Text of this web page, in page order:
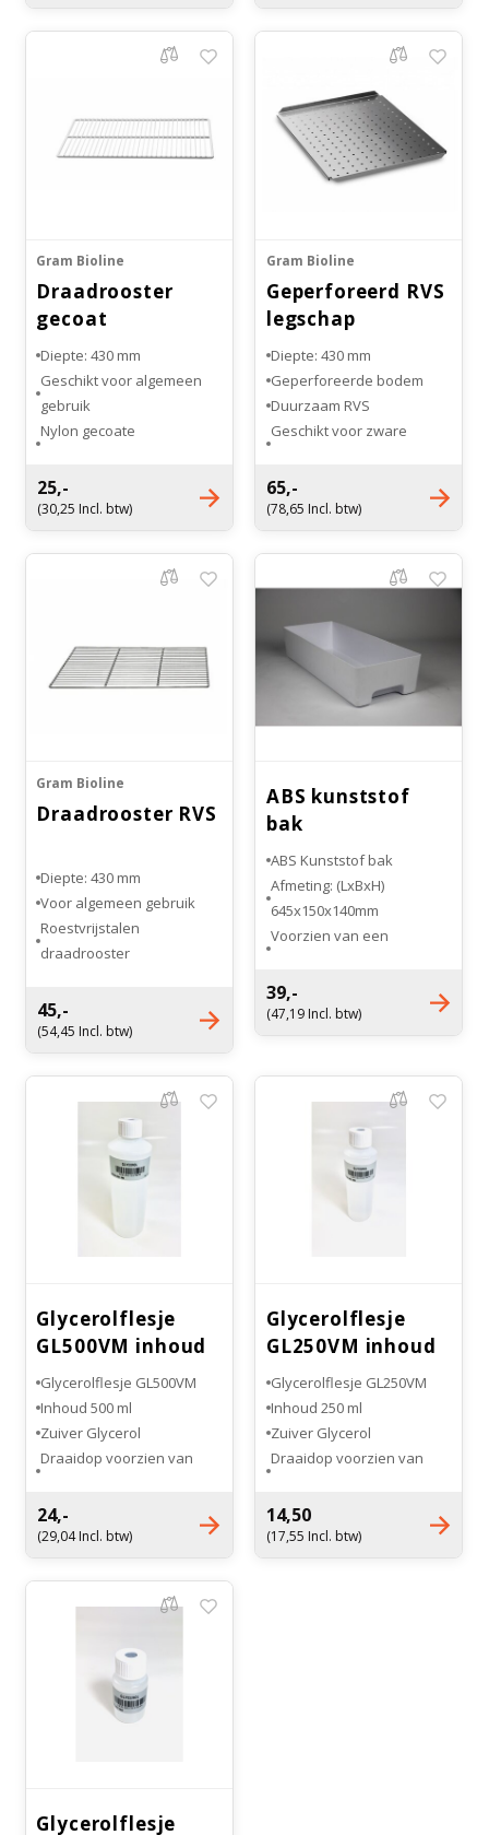
Gram Bioline
Draadrooster
gecoat
Diepte: 430 mm
Geschikt voor algemeen
gebruik
Nylon gecoate
25,-
(30,25 Incl. btw)
Gram Bioline
Geperforeerd RVS
legschap
Diepte: 430 mm
Geperforeerde bodem
Duurzaam RVS
Geschikt voor zware
65,-
(78,65 Incl. btw)
Gram Bioline
Draadrooster RVS
Diepte: 430 mm
Voor algemeen gebruik
Roestvrijstalen
draadrooster
zware belasting
45,-
(54,45 Incl. btw)
ABS kunststof
bak
ABS Kunststof bak
Afmeting: (LxBxH)
645x150x140mm
Voorzien van een
Kleur: Wit
39,-
(47,19 Incl. btw)
Glycerolflesje
GL500VM inhoud
500 ml
Glycerolflesje GL500VM
Inhoud 500 ml
Zuiver Glycerol
Draaidop voorzien van
24,-
(29,04 Incl. btw)
Glycerolflesje
GL250VM inhoud
250 ml
Glycerolflesje GL250VM
Inhoud 250 ml
Zuiver Glycerol
Draaidop voorzien van
14,50
(17,55 Incl. btw)
Glycerolflesje